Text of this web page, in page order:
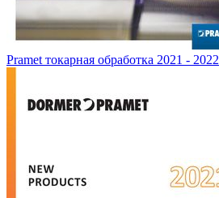
Pramet токарная обработка 2021 - 2022